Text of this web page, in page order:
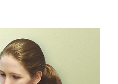
exaustão, agia de
carne? Pois
dever! Minha
cabeça: “Pois bem,